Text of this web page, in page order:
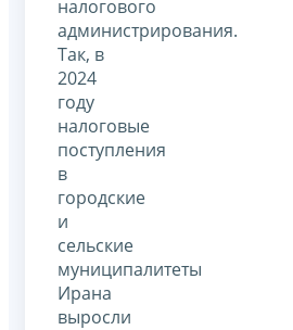
налогового
администрирования.
Так, в
2024
году
налоговые
поступления
в
городские
и
сельские
муниципалитеты
Ирана
выросли